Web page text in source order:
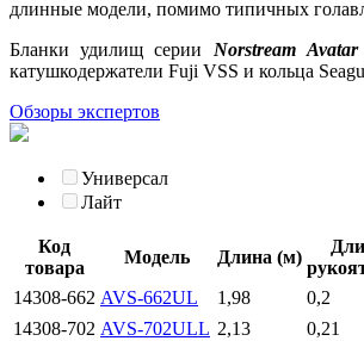
длинные модели, помимо типичных
Бланки удилищ серии Norstream Avatar
катушкодержатели Fuji VSS и кольца
Обзоры экспертов
Код
товара
Модель Длина (м)
14308-662 AVS-662UL 1,98 0,2
14308-702 AVS-702ULL 2,13 0,21
Универсал
Лайт